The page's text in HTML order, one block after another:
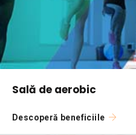
Sală de aerobic
Descoperă beneficiile